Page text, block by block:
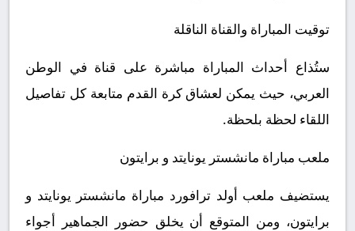
توقيت المباراة والقناة الناقلة
ستُذاع أحداث المباراة مباشرة على قناة في الوطن
العربي، حيث يمكن لعشاق كرة القدم متابعة كل تفاصيل
اللقاء لحظة بلحظة.
ملعب مباراة مانشستر يونايتد و برايتون
يستضيف ملعب أولد ترافورد مباراة مانشستر يونايتد و
برايتون، ومن المتوقع أن يخلق حضور الجماهير أجواء